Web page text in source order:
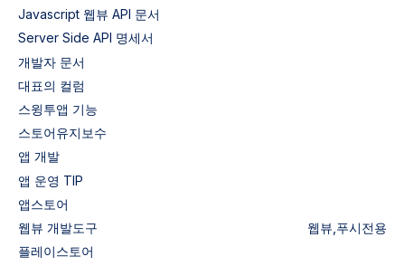
Javascript 웹뷰 API 문서
Server Side API 명세서
개발자 문서
대표의 컬럼
스윙투앱 기능
스토어유지보수
앱 개발
앱 운영 TIP
앱스토어
웹뷰
웹뷰,푸시전용
개발도구
플레이스토어